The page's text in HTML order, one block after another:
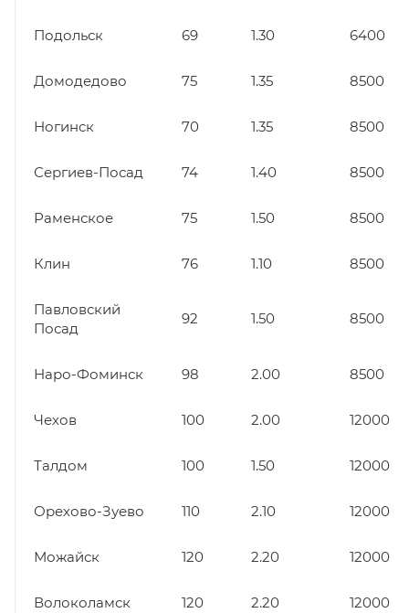
Подольск 69 1.30 6400
Домодедово 75 1.35 8500
Ногинск 70 1.35 8500
Сергиев-Посад 74 1.40 8500
Раменское 75 1.50 8500
Клин 76 1.10 8500
Павловский
Посад
92 1.50 8500
Наро-Фоминск 98 2.00 8500
Чехов 100 2.00 12000
Талдом 100 1.50 12000
Орехово-Зуево 110 2.10 12000
Можайск 120 2.20 12000
Волоколамск 120 2.20 12000